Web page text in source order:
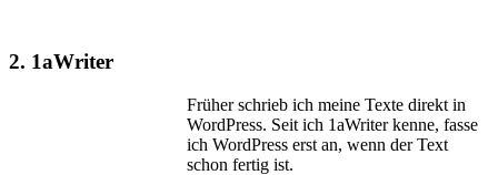
2. 1aWriter
Früher schrieb ich meine Texte direkt in
WordPress. Seit ich 1aWriter kenne, fasse
ich WordPress erst an, wenn der Text
schon fertig ist.